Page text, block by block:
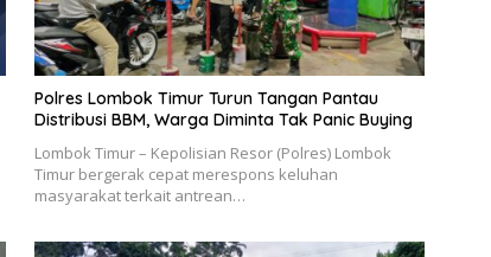
Polres Lombok Timur Turun Tangan Pantau
Distribusi BBM, Warga Diminta Tak Panic Buying
Lombok Timur – Kepolisian Resor (Polres) Lombok
Timur bergerak cepat merespons keluhan
masyarakat terkait antrean…